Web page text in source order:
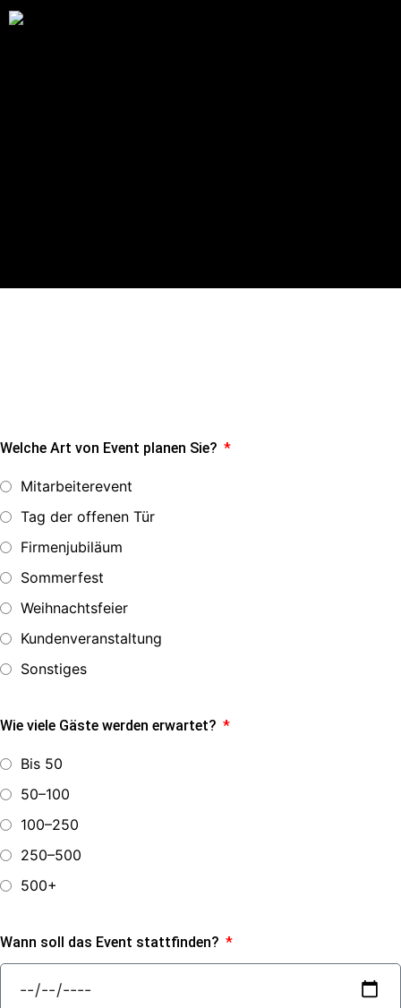
Welche Art von Event planen Sie?
Mitarbeiterevent
Tag der offenen Tür
Firmenjubiläum
Sommerfest
Weihnachtsfeier
Kundenveranstaltung
Sonstiges
Wie viele Gäste werden erwartet?
Bis 50
50–100
100–250
250–500
500+
Wann soll das Event stattfinden?